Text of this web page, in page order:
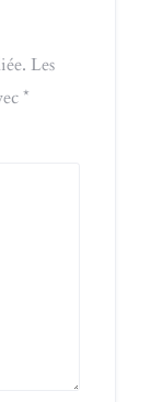
Les
*